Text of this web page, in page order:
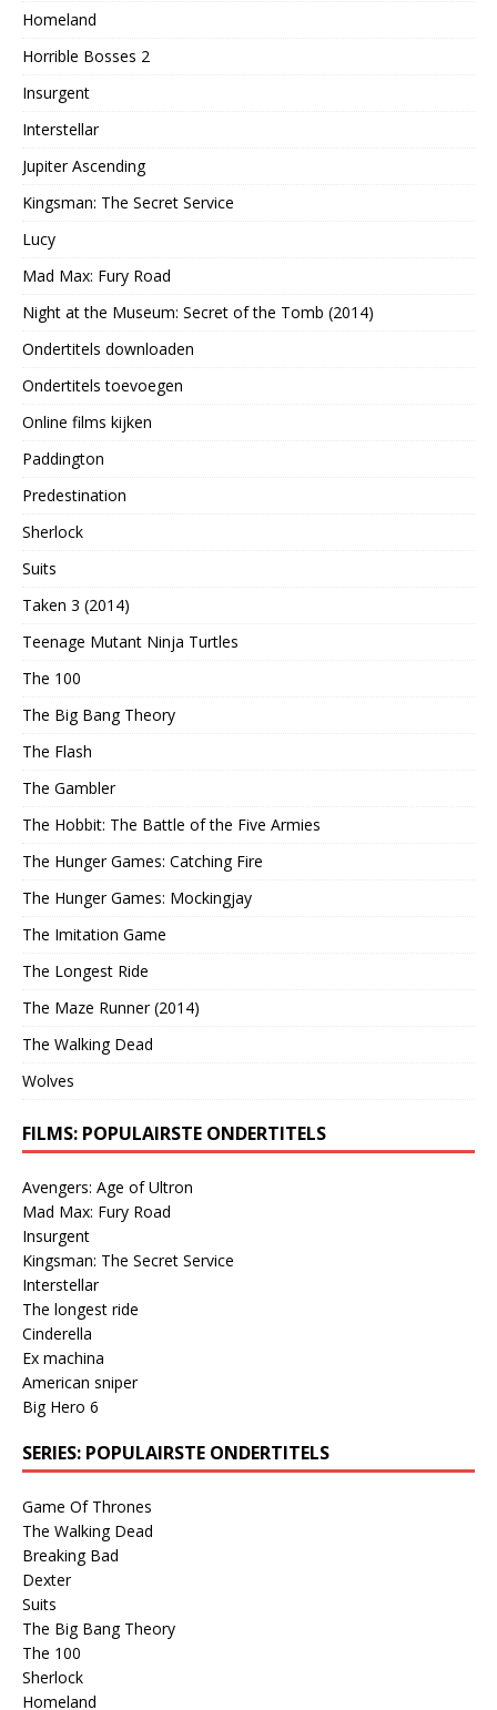
Homeland
Horrible Bosses 2
Insurgent
Interstellar
Jupiter Ascending
Kingsman: The Secret Service
Lucy
Mad Max: Fury Road
Night at the Museum: Secret of the Tomb (2014)
Ondertitels downloaden
Ondertitels toevoegen
Online films kijken
Paddington
Predestination
Sherlock
Suits
Taken 3 (2014)
Teenage Mutant Ninja Turtles
The 100
The Big Bang Theory
The Flash
The Gambler
The Hobbit: The Battle of the Five Armies
The Hunger Games: Catching Fire
The Hunger Games: Mockingjay
The Imitation Game
The Longest Ride
The Maze Runner (2014)
The Walking Dead
Wolves
FILMS: POPULAIRSTE ONDERTITELS
Avengers: Age of Ultron
Mad Max: Fury Road
Insurgent
Kingsman: The Secret Service
Interstellar
The longest ride
Cinderella
Ex machina
American sniper
Big Hero 6
SERIES: POPULAIRSTE ONDERTITELS
Game Of Thrones
The Walking Dead
Breaking Bad
Dexter
Suits
The Big Bang Theory
The 100
Sherlock
Homeland